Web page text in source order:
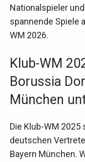
Nationalspieler
spannende Spiele
WM 2026.
Klub-WM
Borussia
München
Die Klub-WM
deutschen
Bayern München.